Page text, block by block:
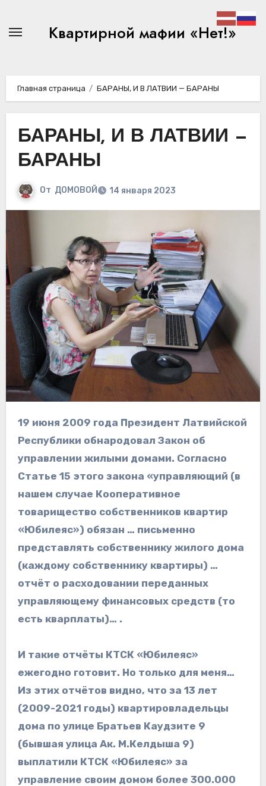
содержимомуКвартирной мафии «Нет!»
Главная страница БАРАНЫ, И В ЛАТВИИ — БАРАНЫ
БАРАНЫ, И В ЛАТВИИ —
БАРАНЫ
От ДОМОВОЙ 14 января 2023
19 июня 2009 года Президент Латвийской
Республики обнародовал Закон об
управлении жилыми домами. Согласно
Статье 15 этого закона «управляющий (в
нашем случае Кооперативное
товарищество собственников квартир
«Юбилеяс») обязан … письменно
представлять собственнику жилого дома
(каждому собственнику квартиры) …
отчёт о расходовании переданных
управляющему финансовых средств (то
есть кварплаты)… .
И такие отчёты КТСК «Юбилеяс»
ежегодно готовит. Но только для меня…
Из этих отчётов видно, что за 13 лет
(2009-2021 годы) квартировладельцы
дома по улице Братьев Каудзите 9
(бывшая улица Ак. М.Келдыша 9)
выплатили КТСК «Юбилеяс» за
управление своим домом более 300.000